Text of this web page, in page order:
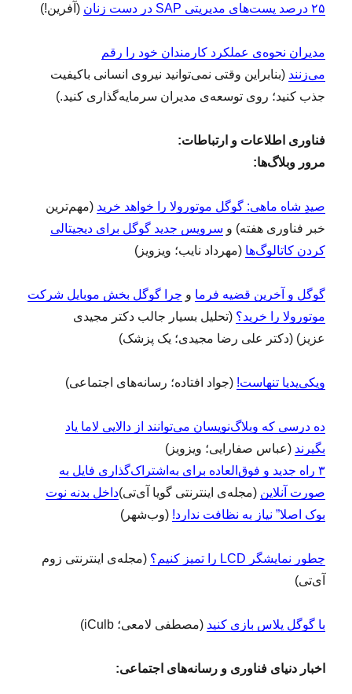
۲۵ درصد پست‌های مدیریتی SAP در دست زنان (آفرین!)
مدیران نحوه‌ی عملکرد کارمندان خود را رقم
می‌زنند (بنابراین وقتی نمی‌توانید نیروی انسانی باکیفیت
جذب کنید؛ روی توسعه‌ی مدیران سرمایه‌گذاری کنید.)
فناوری اطلاعات و ارتباطات:
مرور وبلاگ‌ها:
صیدِ شاه ماهی: گوگل موتورولا را خواهد خرید (مهم‌ترین
خبر فناوری هفته) و سرویس جدید گوگل برای دیجیتالی
کردن کاتالوگ‌ها (مهرداد نایب؛ ویزویز)
گوگل و آخرین قضیه فرما و چرا گوگل بخش موبایل شرکت
موتورولا را خرید؟ (تحلیل بسیار جالب دکتر مجیدی
عزیز) (دکتر علی رضا مجیدی؛ یک پزشک)
ویکی‌پدیا تنهاست! (جواد افتاده؛ رسانه‌های اجتماعی)
ده درسی که وبلاگ‌نویسان می‌توانند از دالایی لاما یاد
بگیرند (عباس صفارایی؛ ویزویز)
۳ راه جدید و فوق‌العاده برای به‌اشتراک‌گذاری فایل به
صورت آنلاین (مجله‌ی اینترنتی گویا آی‌تی)داخل بدنه نوت
بوک اصلا” نیاز به نظافت ندارد! (وب‌شهر)
چطور نمایشگر LCD را تمیز کنیم؟
(مجله‌ی اینترنتی زوم‌
آی‌تی)
با گوگل پلاس بازی کنید (مصطفی لامعی؛ iCulb)
اخبار دنیای فناوری و رسانه‌های اجتماعی: